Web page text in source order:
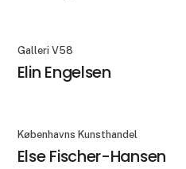
Galleri V58
Elin Engelsen
Københavns Kunsthandel
Else Fischer-Hansen